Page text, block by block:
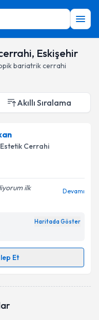
Eskişehir
bariatrik cerrahi
Akıllı Sıralama
Cerrahi
ilk
Devamı
Haritada Göster
Et
almanız için bir